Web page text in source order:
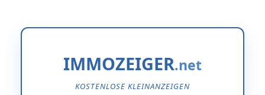
IMMOZEIGER
KOSTENLOSE KLEINANZEIGEN